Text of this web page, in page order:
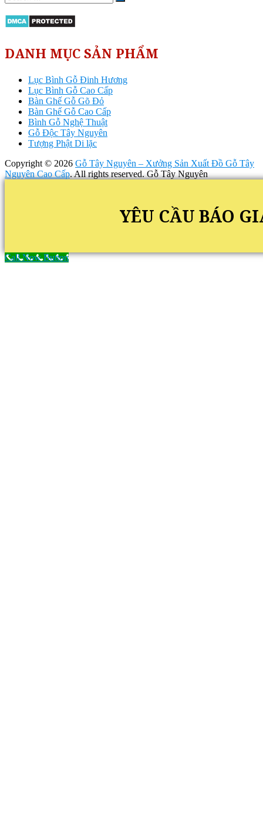
DANH MỤC SẢN PHẨM
Lục Bình Gỗ Đinh Hương
Lục Bình Gỗ Cao Cấp
Bàn Ghế Gỗ Gõ Đỏ
Bàn Ghế Gỗ Cao Cấp
Bình Gỗ Nghệ Thuật
Gỗ Độc Tây Nguyên
Tượng Phật Di lặc
Copyright © 2026 Gỗ Tây Nguyên – Xưởng Sản Xuất Đồ Gỗ Tây
Nguyên Cao Cấp. All rights reserved. Gỗ Tây Nguyên
YÊU CẦU BÁO
Call Now Button